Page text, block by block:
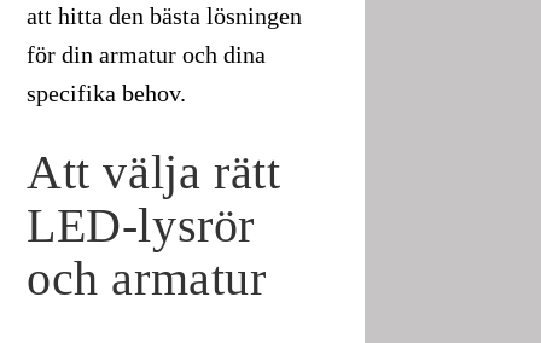
att hitta den bästa lösningen
för din armatur och dina
specifika behov.
Att välja rätt
LED-lysrör
och armatur